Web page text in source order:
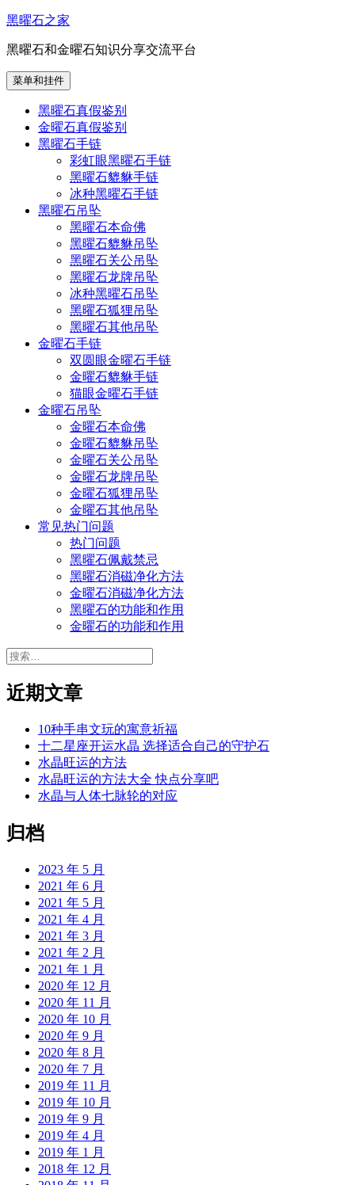
跳
内
容
黑曜石之家
黑曜石和金曜石知识分享交流平台
菜单和挂件
黑曜石真假鉴别
金曜石真假鉴别
黑曜石手链
彩虹眼黑曜石手链
黑曜石貔貅手链
冰种黑曜石手链
黑曜石吊坠
黑曜石本命佛
黑曜石貔貅吊坠
黑曜石关公吊坠
黑曜石龙牌吊坠
冰种黑曜石吊坠
黑曜石狐狸吊坠
黑曜石其他吊坠
金曜石手链
双圆眼金曜石手链
金曜石貔貅手链
猫眼金曜石手链
金曜石吊坠
金曜石本命佛
金曜石貔貅吊坠
金曜石关公吊坠
金曜石龙牌吊坠
金曜石狐狸吊坠
金曜石其他吊坠
常见热门问题
热门问题
黑曜石佩戴禁忌
黑曜石消磁净化方法
金曜石消磁净化方法
黑曜石的功能和作用
金曜石的功能和作用
搜
近期文章
10种手串文玩的寓意祈福
十二星座开运水晶 选择适合自己的守护石
水晶旺运的方法
水晶旺运的方法大全 快点分享吧
水晶与人体七脉轮的对应
归档
2023 年 5 月
2021 年 6 月
2021 年 5 月
2021 年 4 月
2021 年 3 月
2021 年 2 月
2021 年 1 月
2020 年 12 月
2020 年 11 月
2020 年 10 月
2020 年 9 月
2020 年 8 月
2020 年 7 月
2019 年 11 月
2019 年 10 月
2019 年 9 月
2019 年 4 月
2019 年 1 月
2018 年 12 月